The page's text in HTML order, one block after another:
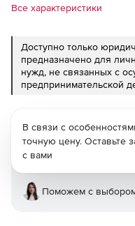
Все характеристики
Доступно только
предназначено для
нужд, не связанных с
предпринимательской
В связи с
точную цену. Оставьте
с вами
Поможем с